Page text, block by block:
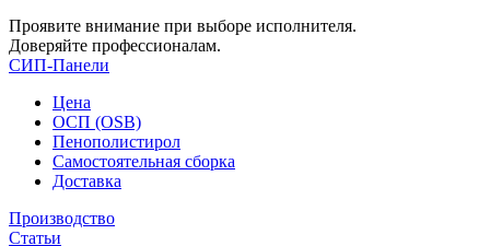
Проявите внимание при выборе исполнителя.
Доверяйте профессионалам.
СИП-Панели
Цена
ОСП (OSB)
Пенополистирол
Самостоятельная сборка
Доставка
Производство
Статьи